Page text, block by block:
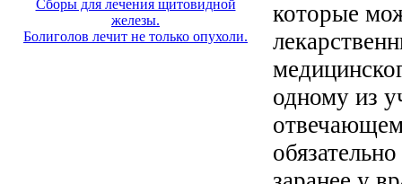
Сборы для лечения щитовидной
железы.
Болиголов лечит не только опухоли.
которые
одному из